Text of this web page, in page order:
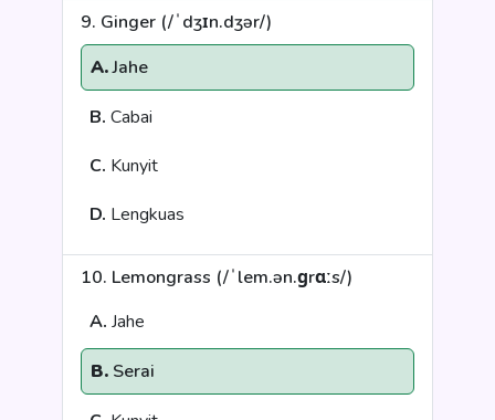
9. Ginger (/ˈdʒɪn.dʒər/)
A.Jahe
B. Cabai
C. Kunyit
D. Lengkuas
10. Lemongrass (/ˈlem.ən.ɡrɑːs/)
A. Jahe
B. Serai